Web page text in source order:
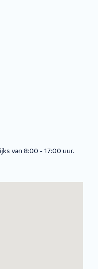
van 8:00 - 17:00 uur.